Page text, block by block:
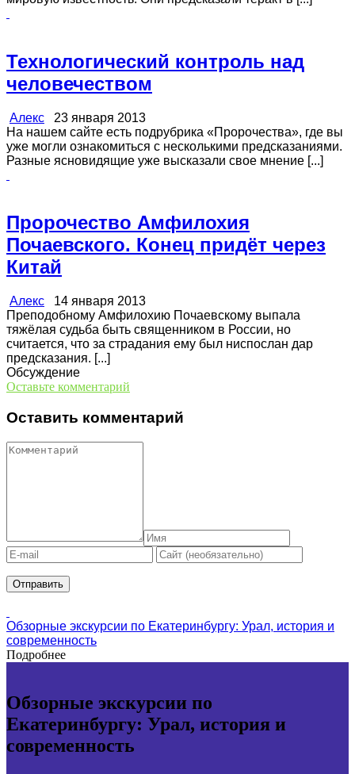
Технологический контроль над
человечеством
Алекс 23 января 2013
На нашем сайте есть подрубрика «Пророчества», где вы
уже могли ознакомиться с несколькими предсказаниями.
Разные ясновидящие уже высказали свое мнение [...]
Пророчество Амфилохия
Почаевского. Конец придёт через
Китай
Алекс 14 января 2013
Преподобному Амфилохию Почаевскому выпала
тяжёлая судьба быть священником в России, но
считается, что за страдания ему был ниспослан дар
предсказания. [...]
Обсуждение
Оставьте комментарий
Оставить комментарий
Обзорные экскурсии по Екатеринбургу: Урал, история и
современность
Подробнее
Обзорные экскурсии по
Екатеринбургу: Урал, история и
современность